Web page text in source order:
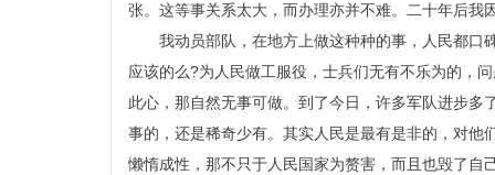
张。这等事关系太大，而办理亦并不难。二十年后
我动员部队，在地方上做这种种的事，人民都口
应该的么?为人民做工服役，士兵们无有不乐为的，
此心，那自然无事可做。到了今日，许多军队进步
事的，还是稀奇少有。其实人民是最有是非的，对
懒惰成性，那不只于人民国家为赘害，而且也毁了自